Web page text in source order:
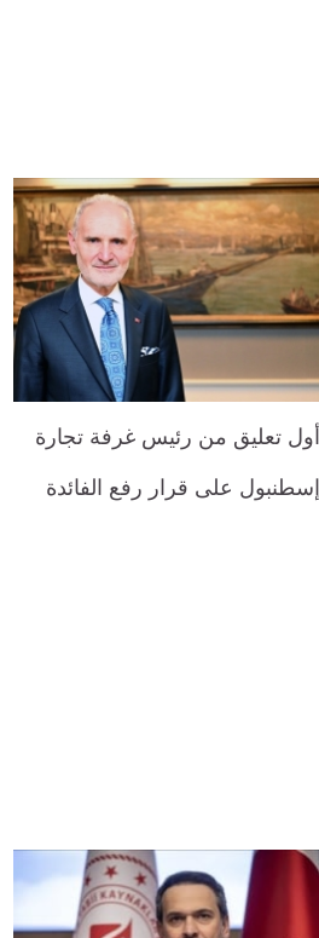
أول تعليق من رئيس غرفة تجارة
إسطنبول على قرار رفع الفائدة